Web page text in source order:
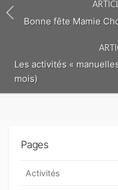
Bonne fête Mamie
Les activités «
mois)
Pages
Activités